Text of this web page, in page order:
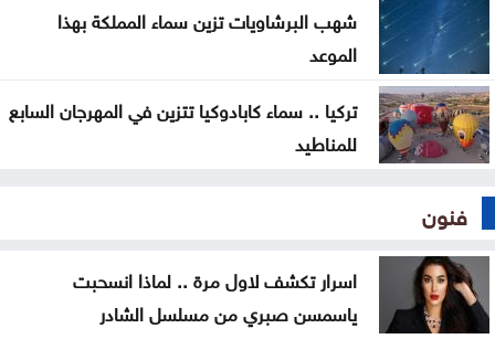
شهب البرشاويات تزين سماء المملكة بهذا
الموعد
تركيا .. سماء كابادوكيا تتزين في المهرجان السابع
للمناطيد
فنون
اسرار تكشف لاول مرة .. لماذا انسحبت
ياسمسن صبري من مسلسل الشادر